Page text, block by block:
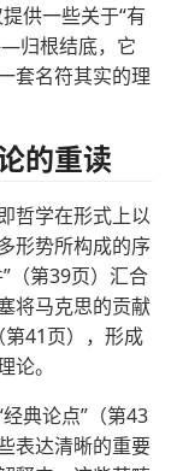
供一些关于“有
归根结底，它
套名符其实的理
的重读
哲学在形式上以
形势所构成的序
（第39页）汇合
将马克思的贡献
第41页），形成
。
典论点”（第43
表达清晰的重要